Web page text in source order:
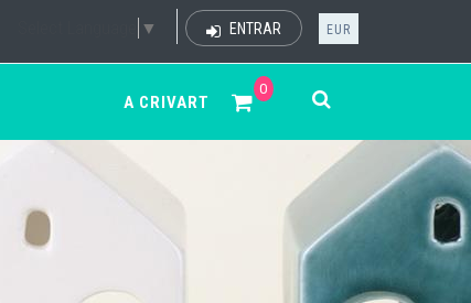
▼ ENTRAR EUR
0
A CRIVART